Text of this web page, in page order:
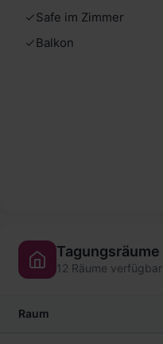
Safe im Zimmer
Balkon
Tagungsräume
12 Räume verfügbar
Raum